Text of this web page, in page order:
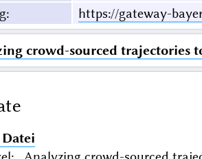
: https://gateway-
crowd-sourced trajectories
Datei